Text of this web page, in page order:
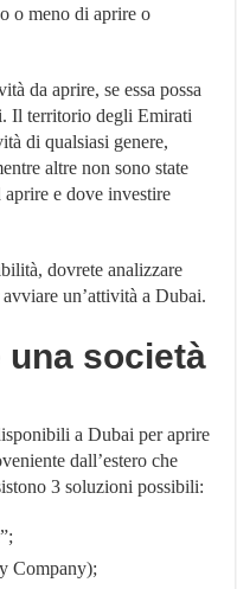
o meno di aprire o
da aprire, se essa possa
Il territorio degli Emirati
di qualsiasi genere,
altre non sono state
aprire e dove investire
dovrete analizzare
un’attività a Dubai.
società
a Dubai per aprire
dall’estero che
3 soluzioni possibili:
Company);